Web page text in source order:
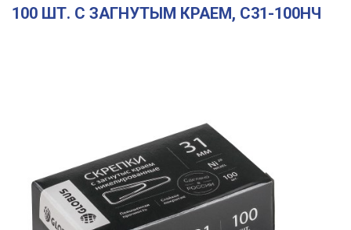
100 ШТ. С ЗАГНУТЫМ КРАЕМ, С31-100НЧ